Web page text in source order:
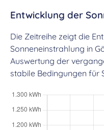
Entwicklung der
Die Zeitreihe zeigt die
Sonneneinstrahlung in
Auswertung der
stabile Bedingungen für